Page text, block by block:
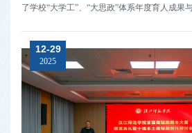
了学校“大学工”、“大思政”体系年度育人成果
从学校百廿办学历程出发，从“是什么？为什
师故...12-29
2025